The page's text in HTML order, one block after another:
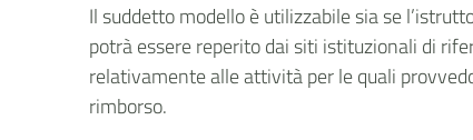
Il suddetto modello è utilizzabile sia se
potrà essere reperito dai siti istituzionali di
relativamente alle attività per le quali
rimborso.